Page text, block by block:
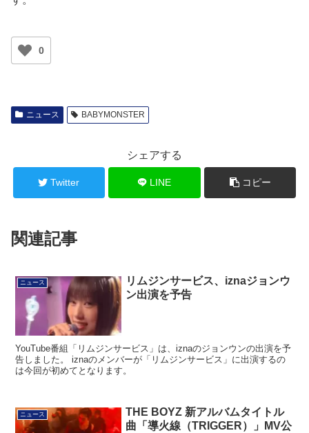
0
ニュース BABYMONSTER
シェアする
Twitter LINE コピー
関連記事
ニュース
リムジンサービス、iznaジョンウ
ン出演を予告
YouTube番組「リムジンサービス」は、iznaのジョンウンの出演を予
告しました。 iznaのメンバーが「リムジンサービス」に出演するの
は今回が初めてとなります。
ニュース
THE BOYZ 新アルバムタイトル
曲「導火線（TRIGGER）」MV公